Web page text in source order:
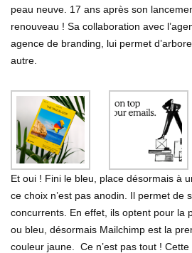
peau neuve. 17 ans après son
renouveau ! Sa collaboration avec
agence de branding, lui permet
autre.
Et oui ! Fini le bleu, place désormais à
ce choix n’est pas anodin. Il permet de
concurrents. En effet, ils optent pour la
ou bleu, désormais Mailchimp est la
couleur jaune. Ce n’est pas tout !